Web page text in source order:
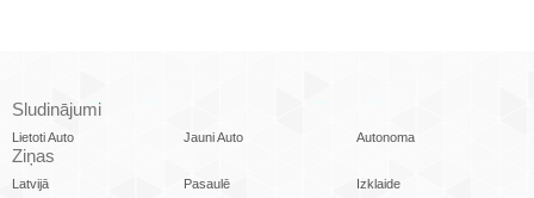
Sludinājumi
Lietoti Auto Jauni Auto Autonoma
Ziņas
Latvijā Pasaulē
Izklaide